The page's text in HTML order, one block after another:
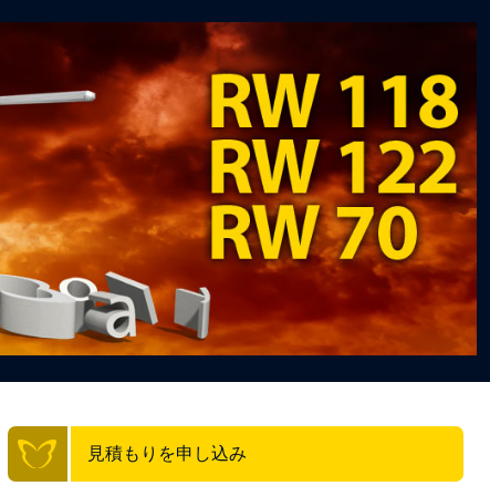
見積もりを申し込み